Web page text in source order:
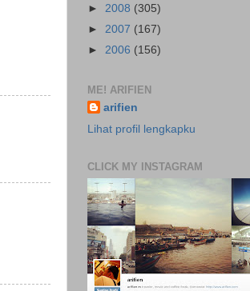
► 2008 (305)
► 2007 (167)
► 2006 (156)
ME! ARIFIEN
arifien
Lihat profil lengkapku
CLICK MY INSTAGRAM